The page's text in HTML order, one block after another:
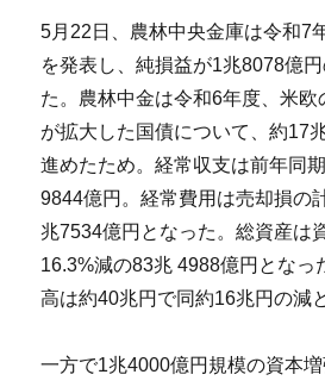
5月22日、農林中央金庫は令和7
を発表し、純損益が1兆8078億
た。農林中金は令和6年度、米欧
が拡大した国債について、約17
進めたため。経常収支は前年同
9844億円。経常費用は売却損の
兆7534億円となった。総資産は
16.3%減の83兆 4988億円となっ
高は約40兆円で同約16兆円の減
一方で1兆4000億円規模の資本